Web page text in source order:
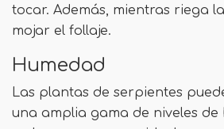
tocar. Además, mientras riega
mojar el follaje.
Humedad
Las plantas de serpientes
una amplia gama de niveles de